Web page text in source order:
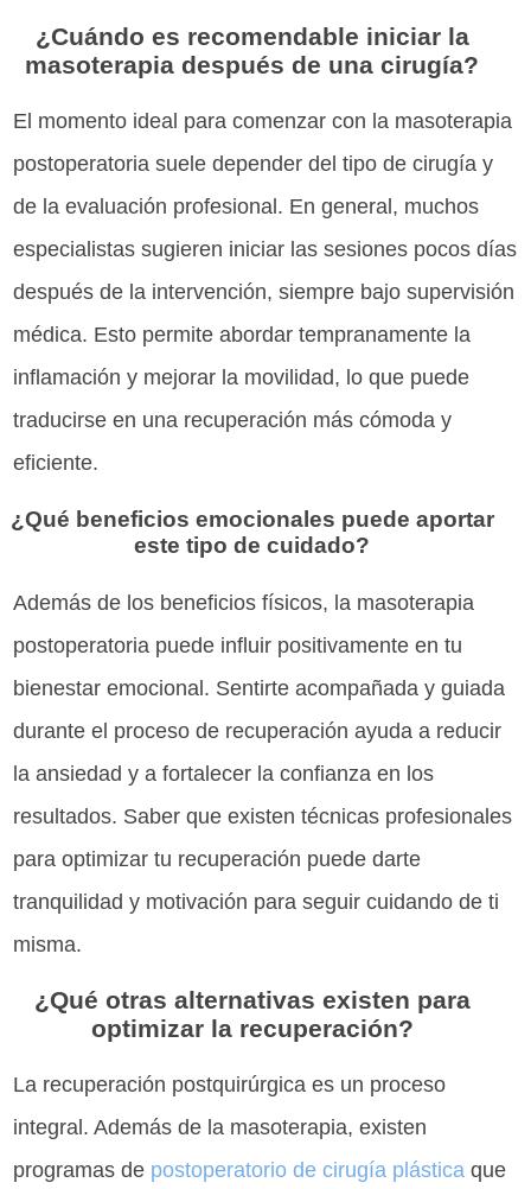
¿Cuándo es recomendable iniciar la
masoterapia después de una cirugía?
El momento ideal para comenzar con la masoterapia
postoperatoria suele depender del tipo de cirugía y
de la evaluación profesional. En general, muchos
especialistas sugieren iniciar las sesiones pocos días
después de la intervención, siempre bajo supervisión
médica. Esto permite abordar tempranamente la
inflamación y mejorar la movilidad, lo que puede
traducirse en una recuperación más cómoda y
eficiente.
¿Qué beneficios emocionales puede aportar
este tipo de cuidado?
Además de los beneficios físicos, la masoterapia
postoperatoria puede influir positivamente en tu
bienestar emocional. Sentirte acompañada y guiada
durante el proceso de recuperación ayuda a reducir
la ansiedad y a fortalecer la confianza en los
resultados. Saber que existen técnicas profesionales
para optimizar tu recuperación puede darte
tranquilidad y motivación para seguir cuidando de ti
misma.
¿Qué otras alternativas existen para
optimizar la recuperación?
La recuperación postquirúrgica es un proceso
integral. Además de la masoterapia, existen
programas de postoperatorio de cirugía plástica que